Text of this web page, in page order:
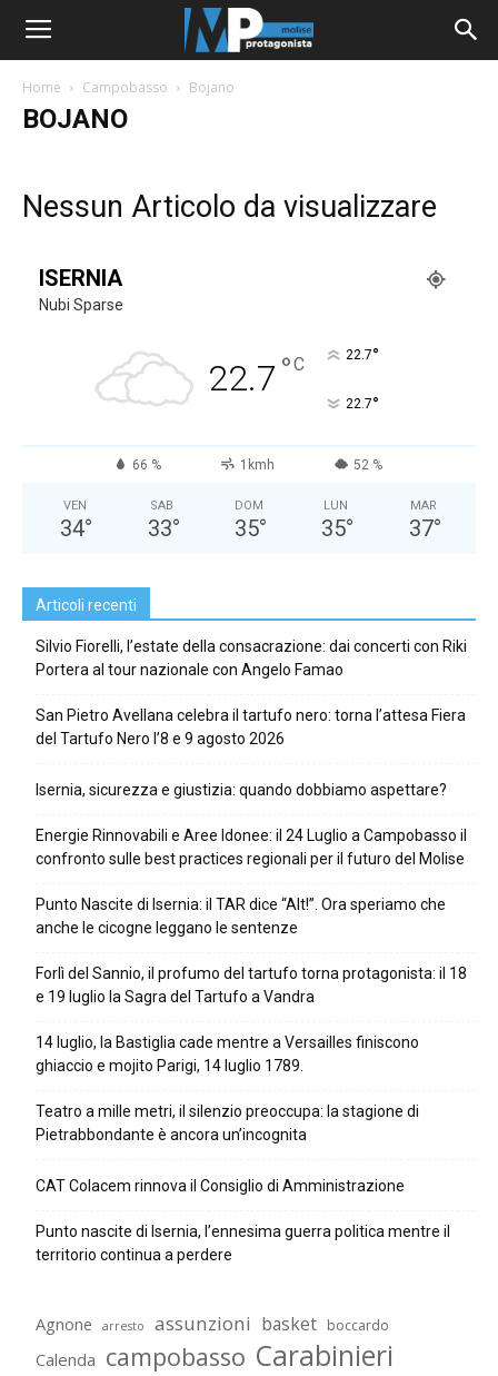
Home Campobasso Bojano
BOJANO
Nessun Articolo da visualizzare
ISERNIA
Nubi Sparse
22.7 °C 22.7°
22.7°
66 % 1kmh 52 %
VEN
34°
SAB
33°
DOM
35°
LUN
35°
MAR
37°
Articoli recenti
Silvio Fiorelli, l’estate della consacrazione: dai concerti con Riki
Portera al tour nazionale con Angelo Famao
San Pietro Avellana celebra il tartufo nero: torna l’attesa Fiera
del Tartufo Nero l’8 e 9 agosto 2026
Isernia, sicurezza e giustizia: quando dobbiamo aspettare?
Energie Rinnovabili e Aree Idonee: il 24 Luglio a Campobasso il
confronto sulle best practices regionali per il futuro del Molise
Punto Nascite di Isernia: il TAR dice “Alt!”. Ora speriamo che
anche le cicogne leggano le sentenze
Forlì del Sannio, il profumo del tartufo torna protagonista: il 18
e 19 luglio la Sagra del Tartufo a Vandra
14 luglio, la Bastiglia cade mentre a Versailles finiscono
ghiaccio e mojito Parigi, 14 luglio 1789.
Teatro a mille metri, il silenzio preoccupa: la stagione di
Pietrabbondante è ancora un’incognita
CAT Colacem rinnova il Consiglio di Amministrazione
Punto nascite di Isernia, l’ennesima guerra politica mentre il
territorio continua a perdere
Agnone arresto assunzioni basket boccardo
Calenda campobasso Carabinieri